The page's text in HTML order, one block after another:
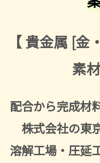
【 貴金属 [
素
配合から完成材
株式会社の東
溶解工場・圧延